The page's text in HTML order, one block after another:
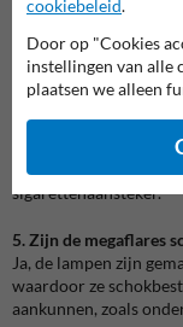
De batterijduur
lage intensiteit.
4. Hoe worden de
De megaflares
de meegeleverde
sigarettenaansteker.
5. Zijn de megaflares
Ja, de lampen zijn
waardoor ze
aankunnen, zoals
cookiebeleid.
Door op "Cookies
instellingen van alle
plaatsen we alleen